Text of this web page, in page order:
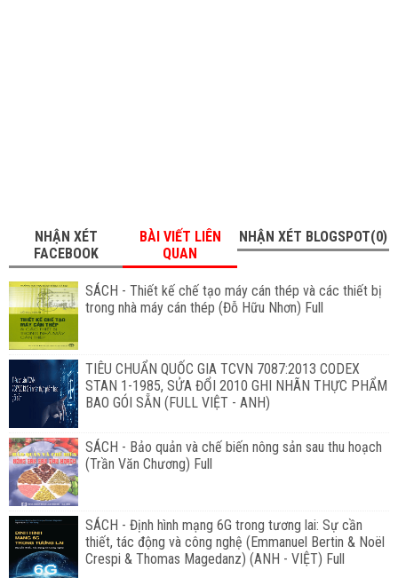
NHẬN XÉT
FACEBOOK
BÀI VIẾT LIÊN
QUAN
NHẬN XÉT BLOGSPOT(0)
SÁCH - Thiết kế chế tạo máy cán thép và các thiết bị
trong nhà máy cán thép (Đỗ Hữu Nhơn) Full
TIÊU CHUẨN QUỐC GIA TCVN 7087:2013 CODEX
STAN 1-1985, SỬA ĐỔI 2010 GHI NHÃN THỰC PHẨM
BAO GÓI SẴN (FULL VIỆT - ANH)
SÁCH - Bảo quản và chế biến nông sản sau thu hoạch
(Trần Văn Chương) Full
SÁCH - Định hình mạng 6G trong tương lai: Sự cần
thiết, tác động và công nghệ (Emmanuel Bertin & Noël
Crespi & Thomas Magedanz) (ANH - VIỆT) Full